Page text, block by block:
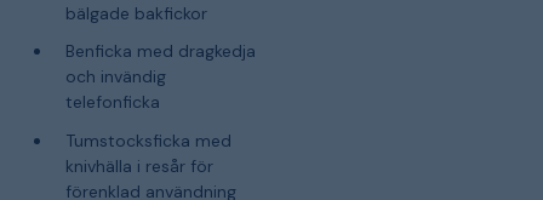
bälgade bakfickor
Benficka med dragkedja
och invändig
telefonficka
Tumstocksficka med
knivhälla i resår för
förenklad användning